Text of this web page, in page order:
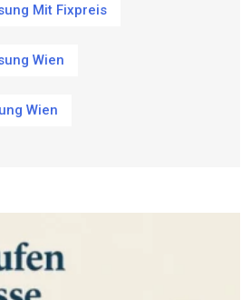
Mit Fixpreis
Wien
Wien